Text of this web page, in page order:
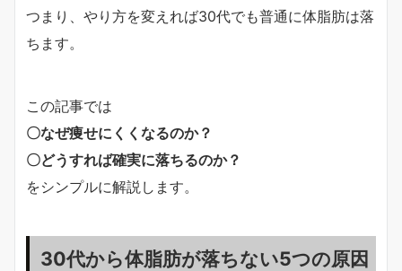
つまり、やり方を変えれば30代でも普通に体脂肪は落
ちます。
この記事では
〇なぜ痩せにくくなるのか？
〇どうすれば確実に落ちるのか？
をシンプルに解説します。
30代から体脂肪が落ちない5つの原因